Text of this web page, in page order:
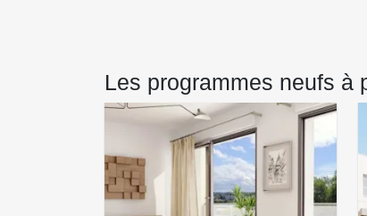
Les programmes neufs à